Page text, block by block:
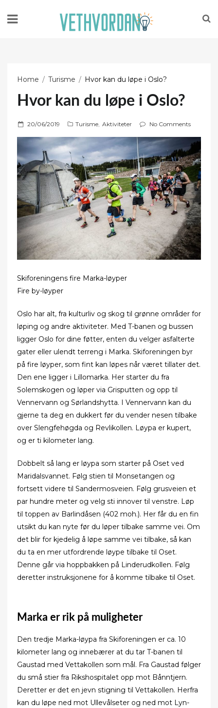
Home Turisme Hvor kan du løpe i Oslo?
Hvor kan du løpe i Oslo?
P
o
t
e
d
o
n
20/06/2019 Turisme, Aktiviteter No Comments
Skiforeningens fire Marka-løyper
Fire by-løyper
Oslo har alt, fra kulturliv og skog til grønne områder for
løping og andre aktiviteter. Med T-banen og bussen
ligger Oslo for dine føtter, enten du velger asfalterte
gater eller ulendt terreng i Marka. Skiforeningen byr
på fire løyper, som fint kan løpes når været tillater det.
Den ene ligger i Lillomarka. Her starter du fra
Solemskogen og løper via Grisputten og opp til
Vennervann og Sørlandshytta. I Vennervann kan du
gjerne ta deg en dukkert før du vender nesen tilbake
over Slengfehøgda og Revlikollen. Løypa er kupert,
og er ti kilometer lang.
Dobbelt så lang er løypa som starter på Oset ved
Maridalsvannet. Følg stien til Monsetangen og
fortsett videre til Sandermosveien. Følg grusveien et
par hundre meter og velg sti innover til venstre. Løp
til toppen av Barlindåsen (402 moh.). Her får du en fin
utsikt du kan nyte før du løper tilbake samme vei. Om
det blir for kjedelig å løpe samme vei tilbake, så kan
du ta en mer utfordrende løype tilbake til Oset.
Denne går via hoppbakken på Linderudkollen. Følg
deretter instruksjonene for å komme tilbake til Oset.
Marka er rik på muligheter
Den tredje Marka-løypa fra Skiforeningen er ca. 10
kilometer lang og innebærer at du tar T-banen til
Gaustad med Vettakollen som mål. Fra Gaustad følger
du små stier fra Rikshospitalet opp mot Bånntjern.
Deretter er det en jevn stigning til Vettakollen. Herfra
kan du løpe ned mot Ullevålseter og ned mot Lyn-